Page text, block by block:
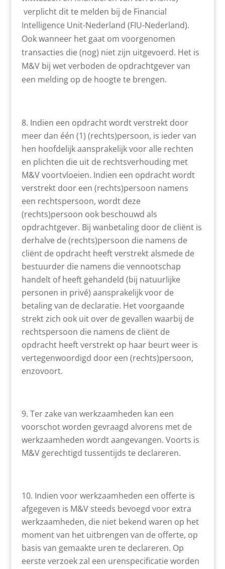
verplicht dit te melden bij de Financial
Intelligence Unit-Nederland (FIU-Nederland).
Ook wanneer het gaat om voorgenomen
transacties die (nog) niet zijn uitgevoerd. Het is
M&V bij wet verboden de opdrachtgever van
een melding op de hoogte te brengen.
Indien een opdracht wordt verstrekt door
meer dan één (1) (rechts)persoon, is ieder van
hen hoofdelijk aansprakelijk voor alle rechten
en plichten die uit de rechtsverhouding met
M&V voortvloeien. Indien een opdracht wordt
verstrekt door een (rechts)persoon namens
een rechtspersoon, wordt deze
(rechts)persoon ook beschouwd als
opdrachtgever. Bij wanbetaling door de cliënt is
derhalve de (rechts)persoon die namens de
cliënt de opdracht heeft verstrekt alsmede de
bestuurder die namens die vennootschap
handelt of heeft gehandeld (bij natuurlijke
personen in privé) aansprakelijk voor de
betaling van de declaratie. Het voorgaande
strekt zich ook uit over de gevallen waarbij de
rechtspersoon die namens de cliënt de
opdracht heeft verstrekt op haar beurt weer is
vertegenwoordigd door een (rechts)persoon,
enzovoort.
Ter zake van werkzaamheden kan een
voorschot worden gevraagd alvorens met de
werkzaamheden wordt aangevangen. Voorts is
M&V gerechtigd tussentijds te declareren.
Indien voor werkzaamheden een offerte is
afgegeven is M&V steeds bevoegd voor extra
werkzaamheden, die niet bekend waren op het
moment van het uitbrengen van de offerte, op
basis van gemaakte uren te declareren. Op
eerste verzoek zal een urenspecificatie worden